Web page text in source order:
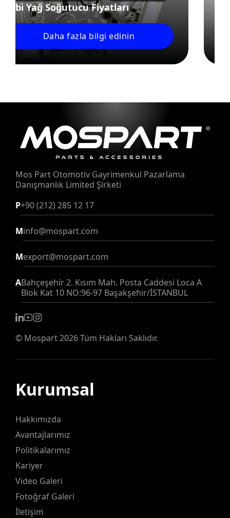
Febi Salıncak Burcu
Daha fazla bilgi edinin
Mos Part Otomotiv Gayrimenkul Pazarlama
Danışmanlık Limited Şirketi
P+90 (212) 285 12 17
Minfo@mospart.com
Mexport@mospart.com
ABahçeşehir 2. Kısım Mah. Posta Caddesi Loca A
Blok Kat 10 NO:96-97 Başakşehir/İSTANBUL
© Mospart2026 Tüm Hakları Saklıdır.
Kurumsal
Hakkımızda
Avantajlarımız
Politikalarımız
Kariyer
Video Galeri
Fotoğraf Galeri
İletişim